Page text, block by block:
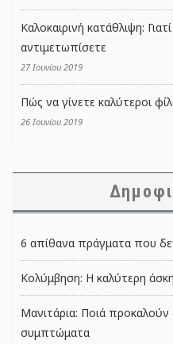
Καλοκαιρινή κατάθλιψη:
αντιμετωπίσετε
27 Ιουνίου 2019
Πώς να γίνετε καλύτεροι
26 Ιουνίου 2019
6 απίθανα πράγματα που
Κολύμβηση: Η καλύτερη
Μανιτάρια: Ποιά προκαλούν
συμπτώματα